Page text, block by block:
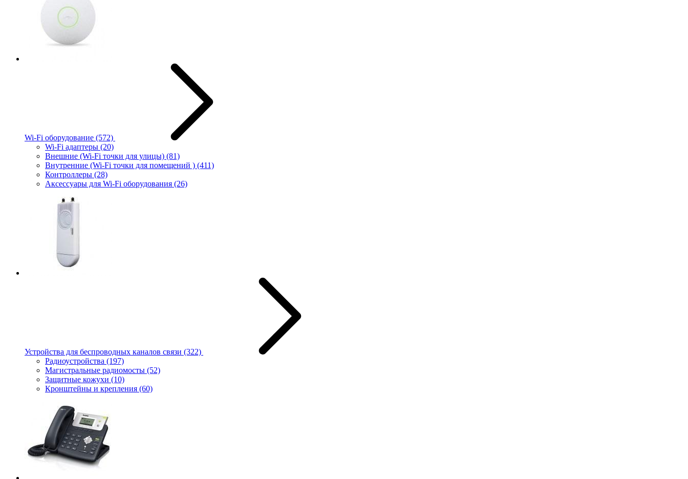
Wi-Fi оборудование (572)
Wi-Fi адаптеры (20)
Внешние (Wi-Fi точки для улицы) (81)
Внутренние (Wi-Fi точки для помещений ) (411)
Контроллеры (28)
Аксессуары для Wi-Fi оборудования (26)
Устройства для беспроводных каналов связи (322)
Радиоустройства (197)
Магистральные радиомосты (52)
Защитные кожухи (10)
Кронштейны и крепления (60)